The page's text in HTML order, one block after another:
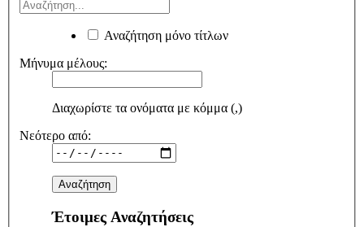
Αναζήτηση μόνο τίτλων
Μήνυμα μέλους:
Διαχωρίστε τα ονόματα με κόμμα (,)
Νεότερο από:
Έτοιμες Αναζητήσεις